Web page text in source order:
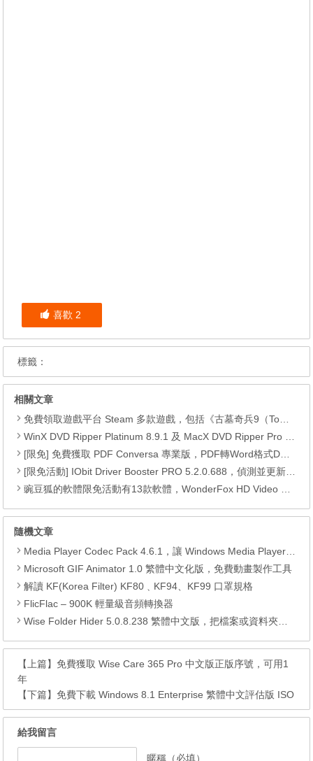
喜歡 2
標籤：
相關文章
免費領取遊戲平台 Steam 多款遊戲，包括《古墓奇兵9（Tomb Raider）》、《古墓奇兵：歐西里斯神殿 LARA CROFT AND THE TEMPLE OF OSIRIS™》、《Deiland》、《Headsnatchers》、《Drawful 2》和《GOAT OF DUTY》。
WinX DVD Ripper Platinum 8.9.1 及 MacX DVD Ripper Pro 6.2.1 限免活動
[限免] 免費獲取 PDF Conversa 專業版，PDF轉Word格式DOC或Word轉換成PDF
[限免活動] IObit Driver Booster PRO 5.2.0.688，偵測並更新最新驅動程式，可以自動更新驅動程式
豌豆狐的軟體限免活動有13款軟體，WonderFox HD Video Converter Factory Pro、 Watermark Software、WiseCare 365 Pro、Seed4.Me VPN、WinToFlash Professional、RightNote Standard、ONLYOFFICE Cloud Office、Epubor Ultimate、Folder Marker Home 、Clipà.Vu、Preloaders、Animiz Professional 以及 DoYourData Uninstaller Pro。
隨機文章
Media Player Codec Pack 4.6.1，讓 Windows Media Player 變成萬能播放器
Microsoft GIF Animator 1.0 繁體中文化版，免費動畫製作工具
解讀 KF(Korea Filter) KF80﹑KF94、KF99 口罩規格
FlicFlac – 900K 輕量級音頻轉換器
Wise Folder Hider 5.0.8.238 繁體中文版，把檔案或資料夾隱藏起來
【上篇】免費獲取 Wise Care 365 Pro 中文版正版序號，可用1
年
【下篇】免費下載 Windows 8.1 Enterprise 繁體中文評估版 ISO
給我留言
暱稱（必填）